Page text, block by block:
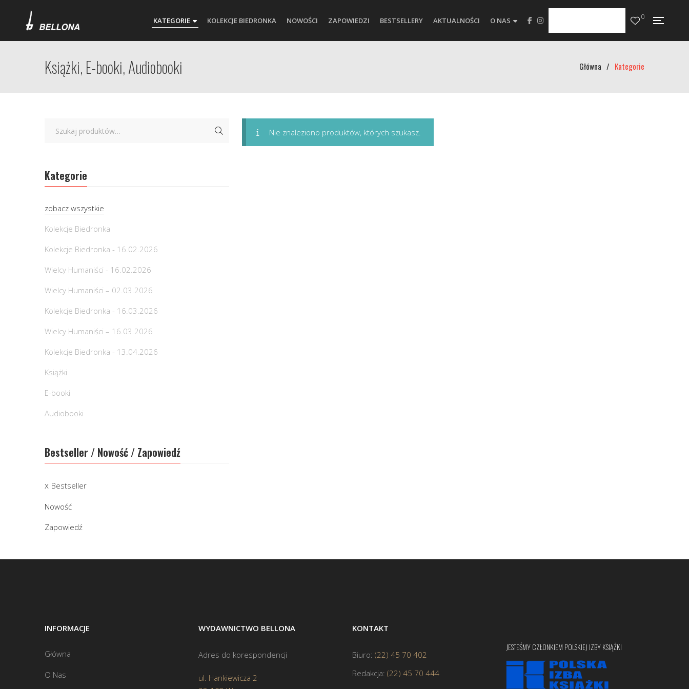
KATEGORIE KOLEKCJE BIEDRONKA NOWOŚCI ZAPOWIEDZI BESTSELLERY AKTUALNOŚCI O NAS 0
Książki, E-booki, Audiobooki Główna / Kategorie
Nie znaleziono produktów, których szukasz.
Kategorie
zobacz wszystkie
Kolekcje Biedronka
Kolekcje Biedronka - 16.02.2026
Wielcy Humaniści - 16.02.2026
Wielcy Humaniści – 02.03.2026
Kolekcje Biedronka - 16.03.2026
Wielcy Humaniści – 16.03.2026
Kolekcje Biedronka - 13.04.2026
Książki
E-booki
Audiobooki
Bestseller / Nowość / Zapowiedź
Bestseller
Nowość
Zapowiedź
INFORMACJE
Główna
O Nas
WYDAWNICTWO BELLONA
Adres do korespondencji
ul. Hankiewicza 2
KONTAKT
Biuro: (22) 45 70 402
Redakcja: (22) 45 70 444
JESTEŚMY CZŁONKIEM POLSKIEJ IZBY KSIĄŻKI